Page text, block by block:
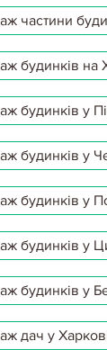
частини
будинків на
будинків у
будинків у
будинків у
будинків у
будинків у
дач у